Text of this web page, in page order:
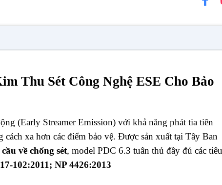
Thu Sét Công Nghệ ESE Cho Bảo
(Early Streamer Emission) với khả năng phát tia tiên
xa hơn các điểm bảo vệ. Được sản xuất tại Tây Ban
về chống sét, model PDC 6.3 tuân thủ đầy đủ các tiêu
102:2011; NP 4426:2013